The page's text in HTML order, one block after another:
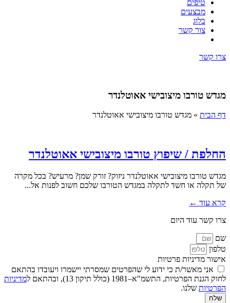
טיפים
מבצעים
בלוג
צור קשר
צרו קשר
מגדש טורבו מיצובישי אאוטלנדר
דף הבית » מגדש טורבו מיצובישי אאוטלנדר
החלפת / שיפוץ טורבו מיצובישי אאוטלנדר
מגדש טורבו מיצובישי אאוטלנדר ניזוק? זורק שמן? מרעיש? בכל מקרה
של תקלה או חשד לתקלה במגדש הטורבו שלכם חשוב לפנות אל...
קרא עוד ←
צרו קשר עוד היום
שם
טלפון
אישור מדיניות פרטיות
אני מאשר/ת כי ידוע לי שהפרטים שמסרתי יישמרו ויעובדו בהתאם
לחוק הגנת הפרטיות, התשמ"א–1981 (כולל תיקון 13), ובהתאם ל
מדיניות
הפרטיות שלנו.
שלח